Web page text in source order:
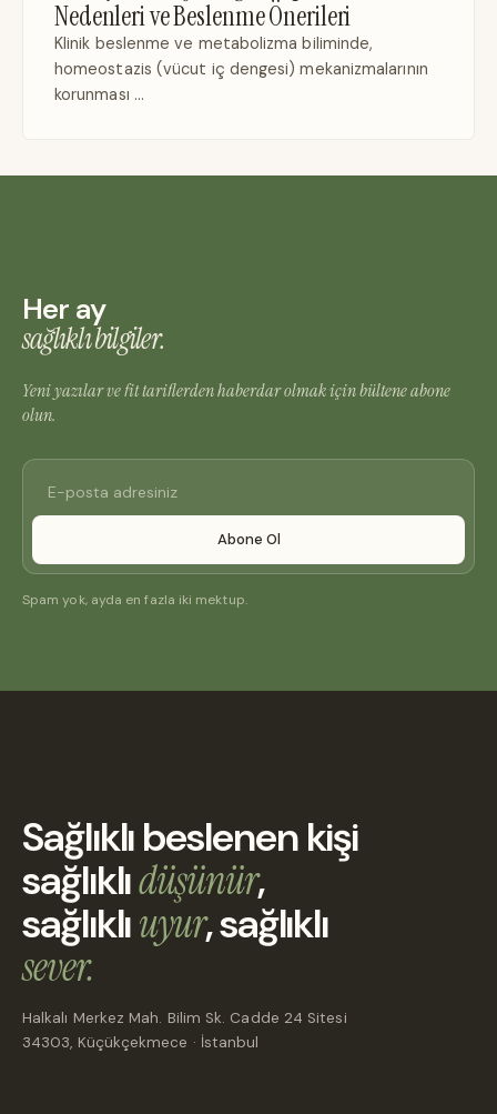
Nedenleri ve Beslenme Önerileri
Klinik beslenme ve metabolizma biliminde,
homeostazis (vücut iç dengesi) mekanizmalarının
korunması …
Her ay
sağlıklı bilgiler.
Yeni yazılar ve fit tariflerden haberdar olmak için bültene abone
olun.
Abone Ol
Spam yok, ayda en fazla iki mektup.
Sağlıklı beslenen kişi
sağlıklıdüşünür,
sağlıklıuyur, sağlıklı
sever.
Halkalı Merkez Mah. Bilim Sk. Cadde 24 Sitesi
34303, Küçükçekmece · İstanbul